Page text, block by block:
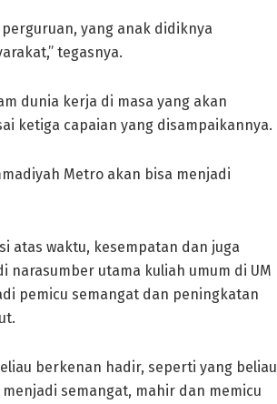
yang anak didiknya
tegasnya.
dunia kerja di masa yang akan
ketiga capaian yang disampaikannya.
Metro akan bisa menjadi
atas waktu, kesempatan dan juga
narasumber utama kuliah umum di UM
pemicu semangat dan peningkatan
berkenan hadir, seperti yang beliau
semangat, mahir dan memicu